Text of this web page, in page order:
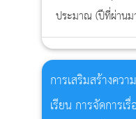
ประมาณ (ปีที่ผ่านม
การเสริมสร้างควา
เรียน การจัดการเ